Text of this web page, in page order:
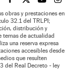
EL PAÍS BRASIL EN
EL PAÍSEL PAÍS
EL
obras y prestaciones en
32.1 del TRLPI;
distribución y
temas de actualidad
una reserva expresa
accesibles desde
que resulten
del Real Decreto - ley